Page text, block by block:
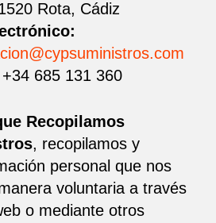
Rota, Cádiz
+34 685 131 360
Recopilamos
, recopilamos y
personal que nos
voluntaria a través
o mediante otros